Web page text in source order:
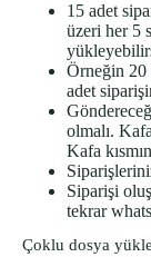
15 adet
üzeri her 5
Örneğin 20
adet
olmalı.
Kafa
Siparişi
tekrar
Çoklu dosya